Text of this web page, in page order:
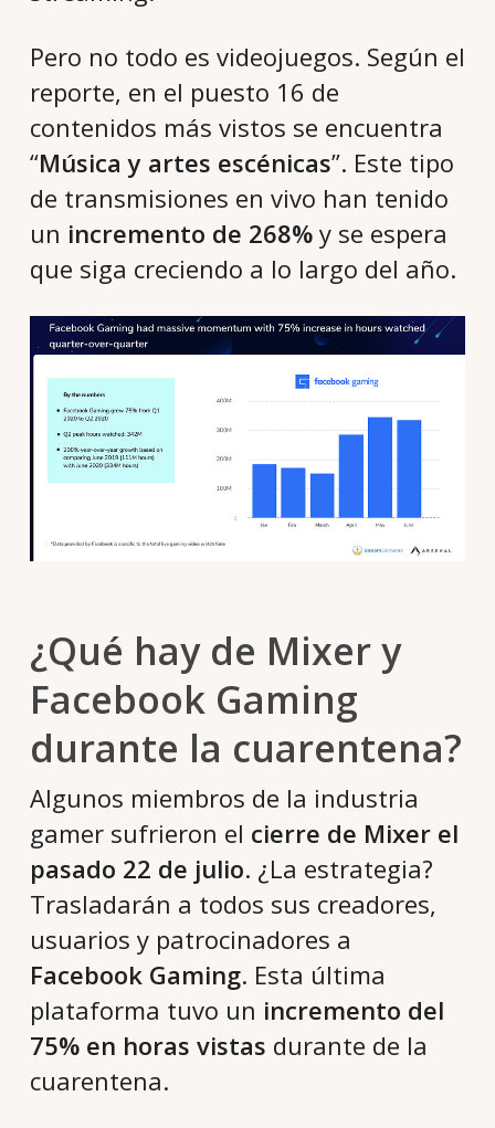
Pero no todo es videojuegos. Según el
reporte, en el puesto 16 de
contenidos más vistos se encuentra
“Música y artes escénicas”. Este tipo
de transmisiones en vivo han tenido
un incremento de 268%y se espera
que siga creciendo a lo largo del año.
¿Qué hay de Mixer y
Facebook Gaming
durante la cuarentena?
Algunos miembros de la industria
gamer sufrieron el cierre de Mixer el
pasado 22 de julio. ¿La estrategia?
Trasladarán a todos sus creadores,
usuarios y patrocinadores a
Facebook Gaming. Esta última
plataforma tuvo un incremento del
75% en horas vistas durante de la
cuarentena.